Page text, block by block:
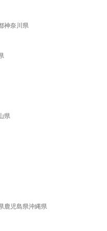
神奈川県
県
鹿児島県沖縄県